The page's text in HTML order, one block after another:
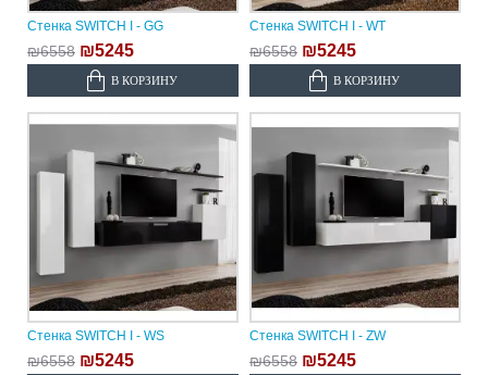
Стенка SWITCH I - GG
₪6558 ₪5245
В КОРЗИНУ
Стенка SWITCH I - WT
₪6558 ₪5245
В КОРЗИНУ
Стенка SWITCH I - WS
₪6558 ₪5245
Стенка SWITCH I - ZW
₪6558 ₪5245